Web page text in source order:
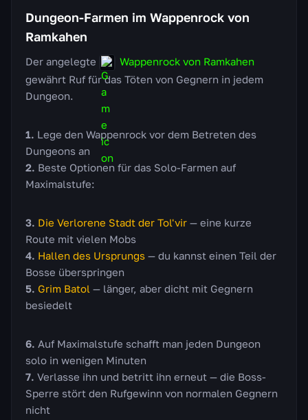
Dungeon-Farmen im Wappenrock von
Ramkahen
Der angelegte
Wappenrock von Ramkahen
gewährt Ruf für das Töten von Gegnern in jedem
Dungeon.
Lege den Wappenrock vor dem Betreten des
Dungeons an
Beste Optionen für das Solo-Farmen auf
Maximalstufe:
Die Verlorene Stadt der Tol'vir — eine kurze
Route mit vielen Mobs
Hallen des Ursprungs — du kannst einen Teil der
Bosse überspringen
Grim Batol — länger, aber dicht mit Gegnern
besiedelt
Auf Maximalstufe schafft man jeden Dungeon
solo in wenigen Minuten
Verlasse ihn und betritt ihn erneut — die Boss-
Sperre stört den Rufgewinn von normalen Gegnern
nicht